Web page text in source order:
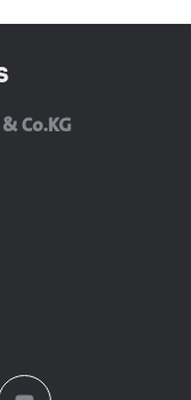
Co.KG